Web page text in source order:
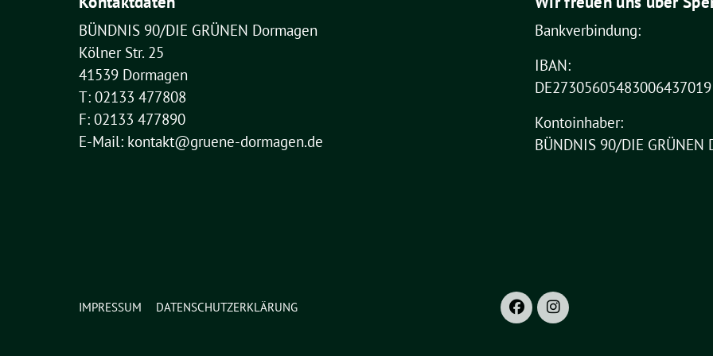
BÜNDNIS 90/DIE GRÜNEN Dormagen
Kölner Str. 25
41539 Dormagen
T: 02133 477808
F: 02133 477890
E-Mail: kontakt@gruene-dormagen.de
Bankverbindung:
IBAN:
DE27305605483006437019
Kontoinhaber:
BÜNDNIS 90/DIE GRÜNEN
IMPRESSUM DATENSCHUTZERKLÄRUNG